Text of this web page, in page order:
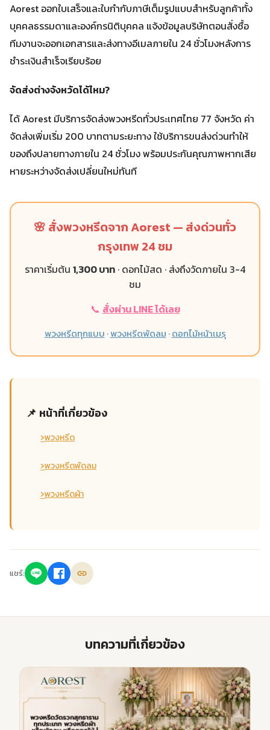
Aorest ออกใบเสร็จและใบกำกับภาษีเต็มรูปแบบสำหรับลูกค้าทั้ง
บุคคลธรรมดาและองค์กรนิติบุคคล แจ้งข้อมูลบริษัทตอนสั่งซื้อ
ทีมงานจะออกเอกสารและส่งทางอีเมลภายใน 24 ชั่วโมงหลังการ
ชำระเงินสำเร็จเรียบร้อย
จัดส่งต่างจังหวัดได้ไหม?
ได้ Aorest มีบริการจัดส่งพวงหรีดทั่วประเทศไทย 77 จังหวัด ค่า
จัดส่งเพิ่มเริ่ม 200 บาทตามระยะทาง ใช้บริการขนส่งด่วนทำให้
ของถึงปลายทางภายใน 24 ชั่วโมง พร้อมประกันคุณภาพหากเสีย
หายระหว่างจัดส่งเปลี่ยนใหม่ทันที
🌸 สั่งพวงหรีดจาก Aorest — ส่งด่วนทั่ว
กรุงเทพ 24 ชม
ราคาเริ่มต้น 1,300 บาท · ดอกไม้สด · ส่งถึงวัดภายใน 3-4
ชม
📞 สั่งผ่าน LINE ได้เลย
พวงหรีดทุกแบบ ·พวงหรีดพัดลม ·ดอกไม้หน้าเมรุ
📌 หน้าที่เกี่ยวข้อง
›พวงหรีด
›พวงหรีดพัดลม
›พวงหรีดผ้า
แชร์:
บทความที่เกี่ยวข้อง